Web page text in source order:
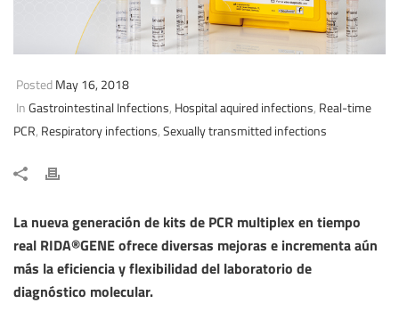
PostedMay 16, 2018
InGastrointestinal Infections, Hospital aquired infections, Real-time
PCR, Respiratory infections,Sexually transmitted infections
La nueva generación de kits de PCR multiplex en tiempo
real RIDA®GENE ofrece diversas mejoras e incrementa aún
más la eficiencia y flexibilidad del laboratorio de
diagnóstico molecular.